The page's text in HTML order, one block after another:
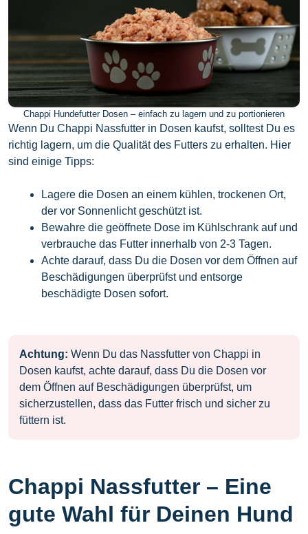
Chappi Hundefutter Dosen – einfach zu lagern und zu portionieren
Wenn Du Chappi Nassfutter in Dosen kaufst, solltest Du es
richtig lagern, um die Qualität des Futters zu erhalten. Hier
sind einige Tipps:
Lagere die Dosen an einem kühlen, trockenen Ort,
der vor Sonnenlicht geschützt ist.
Bewahre die geöffnete Dose im Kühlschrank auf und
verbrauche das Futter innerhalb von 2-3 Tagen.
Achte darauf, dass Du die Dosen vor dem Öffnen auf
Beschädigungen überprüfst und entsorge
beschädigte Dosen sofort.
Achtung: Wenn Du das Nassfutter von Chappi in
Dosen kaufst, achte darauf, dass Du die Dosen vor
dem Öffnen auf Beschädigungen überprüfst, um
sicherzustellen, dass das Futter frisch und sicher zu
füttern ist.
Chappi Nassfutter – Eine
gute Wahl für Deinen Hund